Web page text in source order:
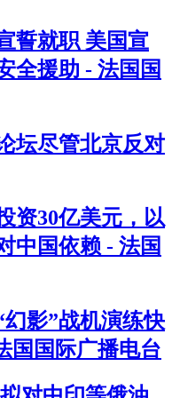
誓就职 美国宣
全援助 - 法国国
坛尽管北京反对
资30亿美元，以
中国依赖 - 法国
影”战机演练快
国国际广播电台